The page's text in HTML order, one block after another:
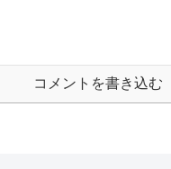
コメントを書き込む